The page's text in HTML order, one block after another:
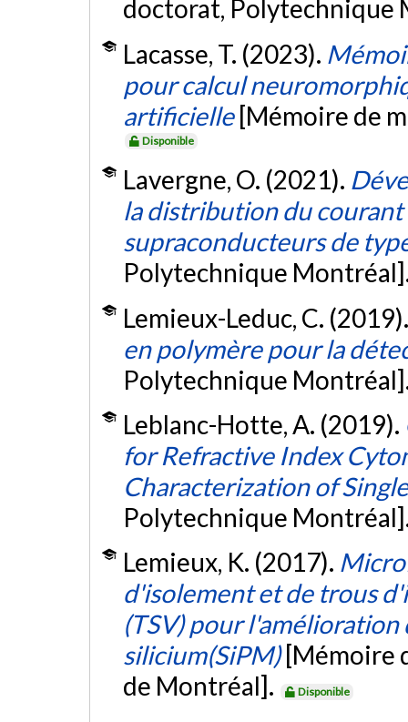
doctorat, Polytechnique
Lacasse, T. (2023).
pour calcul
artificielle [Mémoire de
Disponible
Lavergne, O. (2021).
la distribution du
supraconducteurs de
Polytechnique
Lemieux-Leduc, C.
en polymère pour la
Polytechnique
Leblanc-Hotte, A. (2019).
for Refractive Index
Characterization of
Polytechnique
Lemieux, K. (2017).
d'isolement et de trous
(TSV) pour
silicium(SiPM) [Mémoire
de Montréal].
Disponible